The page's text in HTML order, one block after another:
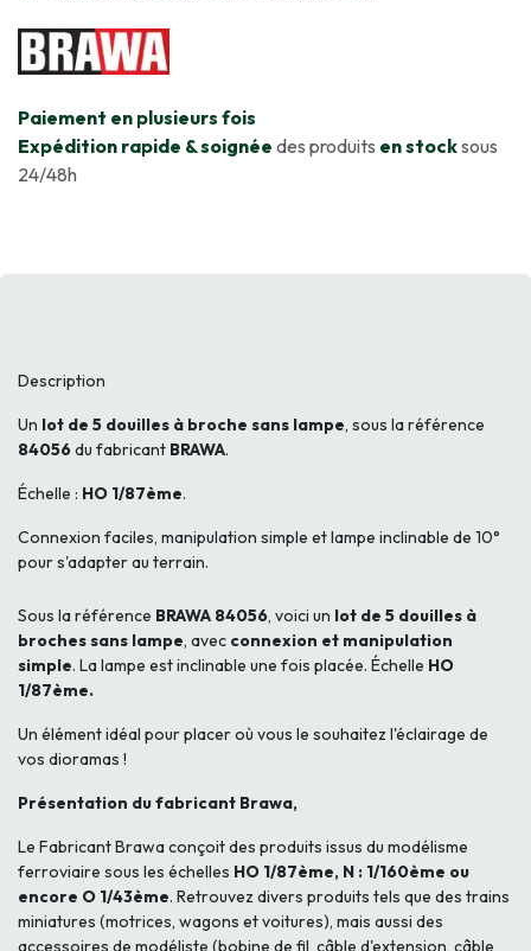
​Paiement en plusieurs fois
Expédition rapide & soignée des produits en stocksous
24/48h
Description
Un lot de 5 douilles à broche sans lampe, sous la référence
84056du fabricant BRAWA.
Échelle : HO 1/87ème.
Connexion faciles, manipulation simple et lampe inclinable de 10°
pour s'adapter au terrain.
Sous la référence BRAWA 84056, voici un lot de 5 douilles à
broches sans lampe, avec connexion et manipulation
simple. La lampe est inclinable une fois placée. Échelle HO
1/87ème.
Un élément idéal pour placer où vous le souhaitez l'éclairage de
vos dioramas !
Présentation du fabricant Brawa,
Le Fabricant Brawa conçoit des produits issus du modélisme
ferroviaire sous les échelles HO 1/87ème, N : 1/160ème ou
encore O 1/43ème. Retrouvez divers produits tels que des trains
miniatures (motrices, wagons et voitures), mais aussi des
accessoires de modéliste (bobine de fil, câble d'extension, câble